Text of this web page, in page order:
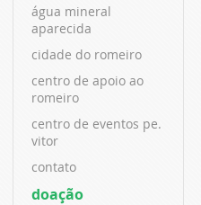
água mineral
aparecida
cidade do romeiro
centro de apoio ao
romeiro
centro de eventos pe.
vitor
contato
doação